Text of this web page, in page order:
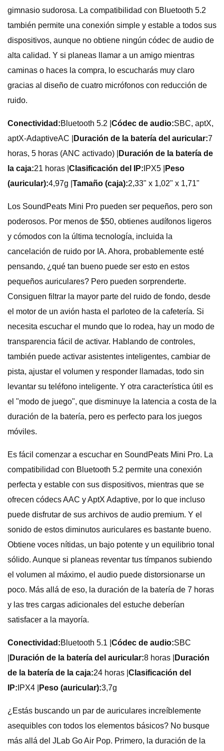
gimnasio sudorosa. La compatibilidad con Bluetooth 5.2
también permite una conexión simple y estable a todos sus
dispositivos, aunque no obtiene ningún códec de audio de
alta calidad. Y si planeas llamar a un amigo mientras
caminas o haces la compra, lo escucharás muy claro
gracias al diseño de cuatro micrófonos con reducción de
ruido.
Conectividad:Bluetooth 5.2 | Códec de audio:SBC, aptX,
aptX-AdaptiveAC |
Duración de la batería del auricular:7
horas, 5 horas (ANC activado) |
Duración de la batería de
la caja:21 horas | Clasificación del IP: IPX5 |
Peso
(auricular):4,97g | Tamaño (caja):2,33" x 1,02" x 1,71"
Los SoundPeats Mini Pro pueden ser pequeños, pero son
poderosos. Por menos de $50, obtienes audífonos ligeros
y cómodos con la última tecnología, incluida la
cancelación de ruido por IA. Ahora, probablemente esté
pensando, ¿qué tan bueno puede ser esto en estos
pequeños auriculares? Pero pueden sorprenderte.
Consiguen filtrar la mayor parte del ruido de fondo, desde
el motor de un avión hasta el parloteo de la cafetería. Si
necesita escuchar el mundo que lo rodea, hay un modo de
transparencia fácil de activar. Hablando de controles,
también puede activar asistentes inteligentes, cambiar de
pista, ajustar el volumen y responder llamadas, todo sin
levantar su teléfono inteligente. Y otra característica útil es
el "modo de juego", que disminuye la latencia a costa de la
duración de la batería, pero es perfecto para los juegos
móviles.
Es fácil comenzar a escuchar en SoundPeats Mini Pro. La
compatibilidad con Bluetooth 5.2 permite una conexión
perfecta y estable con sus dispositivos, mientras que se
ofrecen códecs AAC y AptX Adaptive, por lo que incluso
puede disfrutar de sus archivos de audio premium. Y el
sonido de estos diminutos auriculares es bastante bueno.
Obtiene voces nítidas, un bajo potente y un equilibrio tonal
sólido. Aunque si planeas reventar tus tímpanos subiendo
el volumen al máximo, el audio puede distorsionarse un
poco. Más allá de eso, la duración de la batería de 7 horas
y las tres cargas adicionales del estuche deberían
satisfacer a la mayoría.
Conectividad:Bluetooth 5.1 | Códec de audio:SBC
Duración de la batería del auricular:8 horas |
Duración
de la batería de la caja:24 horas | Clasificación del
IP: IPX4 | Peso (auricular):3,7g
¿Estás buscando un par de auriculares increíblemente
asequibles con todos los elementos básicos? No busque
más allá del JLab Go Air Pop. Primero, la duración de la